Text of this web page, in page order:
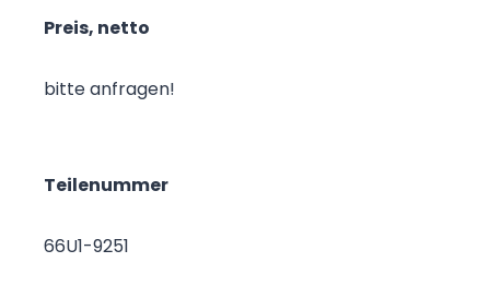
Preis, netto
bitte anfragen!
Teilenummer
66U1-9251